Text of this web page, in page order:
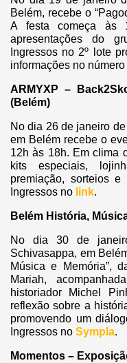
Belém, recebe o
A festa começa às
apresentações do
Ingressos no 2º lote
informações no
ARMYXP –
(Belém)
No dia 26 de janeiro
em Belém recebe o
12h às 18h. Em clima
kits especiais,
premiação, sorteios
Ingressos no link.
Belém História,
No dia 30 de
Schivasappa, em
Música e Memória”,
Mariah,
historiador Michel
reflexão sobre a
promovendo um
Ingressos no Sympla.
Momentos –